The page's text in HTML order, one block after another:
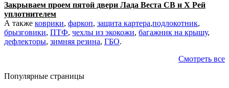
Закрываем проем пятой двери Лада Веста СВ и Х Рей
уплотнителем
А также коврики, фаркоп, защита картера,подлокотник,
брызговики, ПТФ, чехлы из экокожи, багажник на крышу,
дефлекторы, зимняя резина, ГБО.
Смотреть все
Популярные страницы